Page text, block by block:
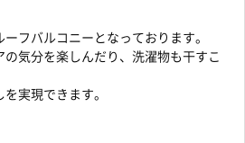
フバルコニーとなっております。
気分を楽しんだり、洗濯物も干すこ
実現できます。